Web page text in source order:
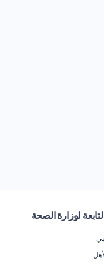
لوزارة الصحة